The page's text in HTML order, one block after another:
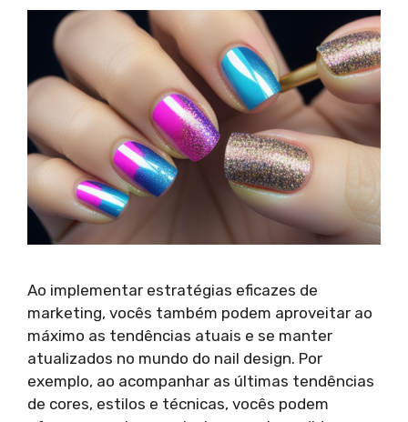
Ao implementar estratégias eficazes de
marketing, vocês também podem aproveitar ao
máximo as tendências atuais e se manter
atualizados no mundo do nail design. Por
exemplo, ao acompanhar as últimas tendências
de cores, estilos e técnicas, vocês podem